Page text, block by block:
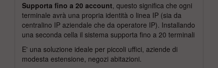
Supporta fino a 20 account, questo significa che ogni
terminale avrà una propria identità o linea IP (sia da
centralino IP aziendale che da operatore IP). Installando
una seconda cella il sistema supporta fino a 20 terminali
E' una soluzione ideale per piccoli uffici, aziende di
modesta estensione, negozi abitazioni.